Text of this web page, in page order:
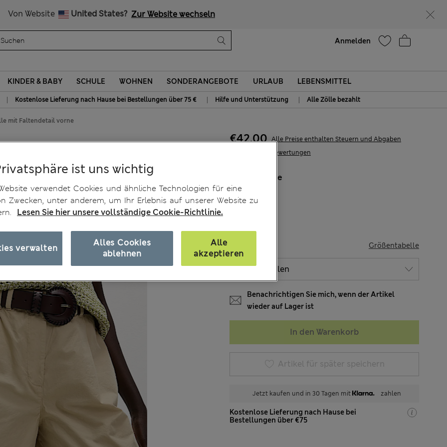
Von Website United States? Zur Website wechseln
Anmelden
KINDER & BABY SCHULE WOHNEN SONDERANGEBOTE URLAUB
LEBENSMITTEL
|
Kostenlose Lieferung nach Hause bei Bestellungen über 75 € | Hilfe und Unterstützung | Alle Zölle bezahlt
mit Faltendetail vorne
35 Bewertungen
€42,00 Alle Preise enthalten Steuern und Abgaben
Beige
Ausverkauft
Größentabelle
Benachrichtigen Sie mich, wenn der Artikel
wieder auf Lager ist
In den Warenkorb
Artikel für später speichern
Jetzt kaufen und in 30 Tagen mit zahlen
Kostenlose Lieferung nach Hause bei
Bestellungen über €75
ist uns wichtig
verwendet Cookies und ähnliche Technologien für eine
Zwecken, unter anderem, um Ihr Erlebnis auf unserer Website zu
Lesen Sie hier unsere vollständige Cookie-Richtlinie.
Alles Cookies
ablehnen
Alle
akzeptieren
verwalten